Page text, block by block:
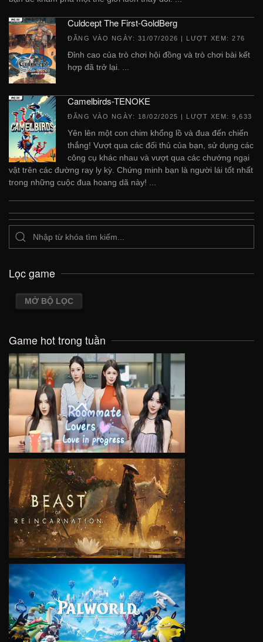
Culdcept The First-GoldBerg
ĐĂNG VÀO NGÀY: 31/07/2026 | LƯỢT XEM: 276
Đỉnh cao của trò chơi hội đồng và trò chơi bài kết
hợp đã trở lại. ...
Camelbirds-TENOKE
ĐĂNG VÀO NGÀY: 18/02/2025 | LƯỢT XEM: 9,633
Yên lên một con chim khổng lồ và đua đến chiến
thắng! Vượt qua các đối thủ của bạn, sử dụng các
công cụ khác nhau và vượt qua các chướng ngại
vật trên các đường ray ly kỳ. Chứng minh bạn là người lái tốt nhất
trong những cuộc đua hoang dã này! ...
Lọc game
MỞ BỘ LỌC
Game hot trong tuần
VIEW
VIEW
VIEW